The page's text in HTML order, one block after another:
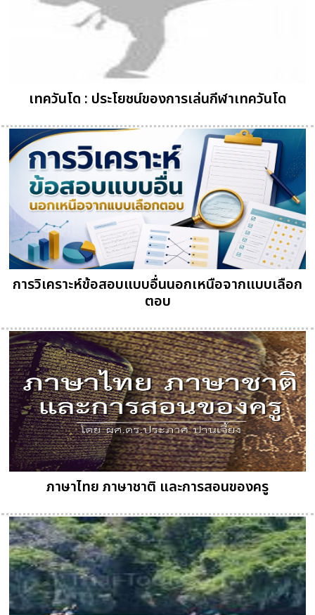
เทควันโด : ประโยชน์ของการเล่นกีฬาเทควันโด
การวิเคราะห์ข้อสอบแบบอื่นนอกเหนือจากแบบเลือก
ตอบ
ภาษาไทย ภาษาชาติ และการสอนของครู